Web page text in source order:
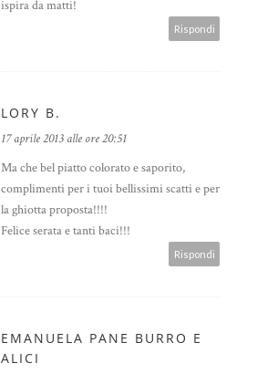
ispira da matti!
Rispondi
LORY B.
17 aprile 2013 alle ore 20:51
Ma che bel piatto colorato e saporito,
complimenti per i tuoi bellissimi scatti e per
la ghiotta proposta!!!!
Felice serata e tanti baci!!!
Rispondi
EMANUELA PANE BURRO E
ALICI